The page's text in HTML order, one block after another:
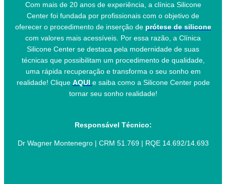
Com mais de 20 anos de experiência, a clínica Silicone
Center foi fundada por profissionais com o objetivo de
oferecer o procedimento de inserção de prótese de silicone
com valores mais acessíveis. Por essa razão, a Clínica
Silicone Center se destaca pela modernidade de suas
técnicas que possibilitam um procedimento de qualidade,
uma rápida recuperação e transforma o seu sonho em
realidade! Clique AQUI e saiba como a Silicone Center pode
tornar seu sonho realidade!
Responsável Técnico:
Dr Wagner Montenegro | CRM 51.769 | RQE 14.692/14.693